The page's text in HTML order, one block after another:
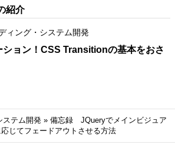
紹介
ィング・システム開発
ョン！CSS Transitionの基本をおさ
ステム開発 » 備忘録 JQueryでメインビジュア
じてフェードアウトさせる方法